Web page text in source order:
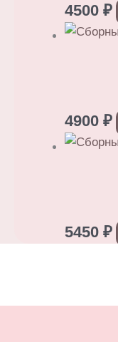
4500 ₽
4900 ₽
5450 ₽